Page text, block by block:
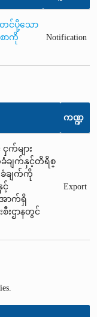
တင်ပို့သော
စာကို
Notification
ကဏ္ဍ
က်များ
ျက်နှင့်တိရိစ္
ခံချက်ကို
င့်
ောက်ရှိ
စီးဌာနတွင်
Export